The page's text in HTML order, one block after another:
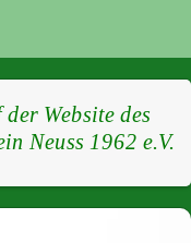
Website des
Neuss 1962 e.V.